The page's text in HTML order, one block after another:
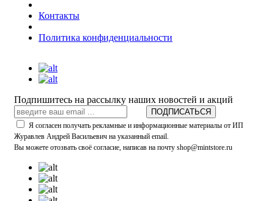
Контакты
Политика конфиденциальности
Подпишитесь на рассылку наших новостей и акций
ПОДПИСАТЬСЯ
Я согласен получать рекламные и информационные материалы от ИП
Журавлев Андрей Васильевич на указанный email.
Вы можете отозвать своё согласие, написав на почту shop@mintstore.ru